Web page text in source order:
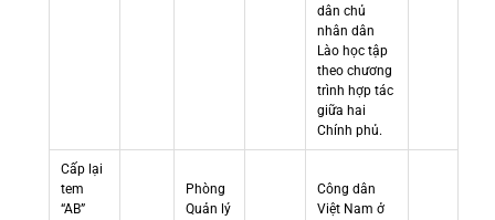
dân chủ
nhân dân
Lào học tập
theo chương
trình hợp tác
giữa hai
Chính phủ.
Cấp lại
tem
“AB”
Phòng
Quản lý
Công dân
Việt Nam ở